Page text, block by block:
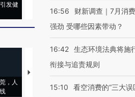
发健
心“花钱找虐”？
毒品
，人
【推广】走进第四届链博
会，让数智科技“链”接产
【特别
有意思的
16:56
财新调查｜7月消
强劲 受哪些因素带动？
16:42 生态环境法典将施
衔接与追责规则
15:10 看空消费的“三大误